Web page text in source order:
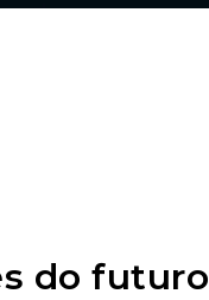
do futuro